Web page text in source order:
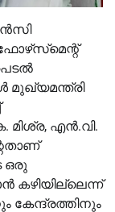
മുഖ്യമന്ത്രി
മിശ്ര, എൻ.വി.
ഒരു
കഴിയില്ലെന്ന്